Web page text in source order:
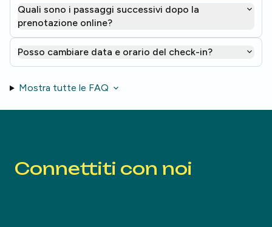
Quali sono i passaggi successivi dopo la
prenotazione online?
Posso cambiare data e orario del check-in?
Mostra tutte le FAQ
Connettiti con noi